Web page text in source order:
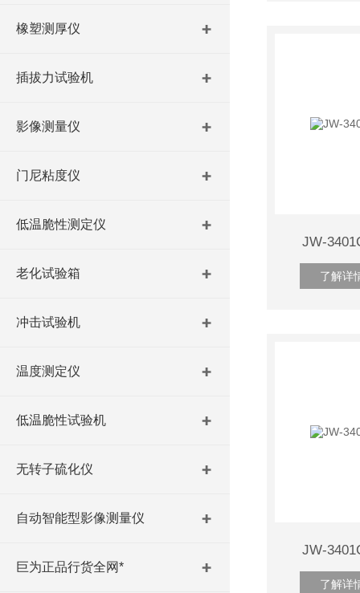
橡塑测厚仪
插拔力试验机
影像测量仪
门尼粘度仪
低温脆性测定仪
老化试验箱
冲击试验机
温度测定仪
低温脆性试验机
无转子硫化仪
自动智能型影像测量仪
巨为正品行货全网*
JW-
了解详
JW-
了解详